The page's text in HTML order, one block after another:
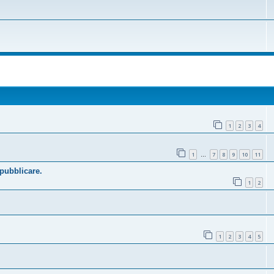
1 2 3 4
1 … 7 8 9 10 11
1 2
1 2 3 4 5